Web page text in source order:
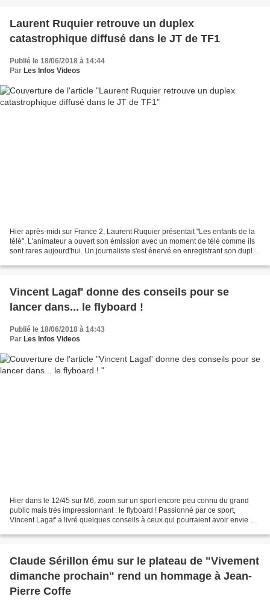
Laurent Ruquier retrouve un duplex
catastrophique diffusé dans le JT de TF1
Publié le 18/06/2018 à 14:44
Par Les Infos Videos
Hier après-midi sur France 2, Laurent Ruquier présentait "Les enfants de la
télé". L'animateur a ouvert son émission avec un moment de télé comme ils
sont rares aujourd'hui. Un journaliste s'est énervé en enregistrant son duplex
Vincent Lagaf' donne des conseils pour se
lancer dans... le flyboard !
Publié le 18/06/2018 à 14:43
Par Les Infos Videos
Hier dans le 12/45 sur M6, zoom sur un sport encore peu connu du grand
public mais très impressionnant : le flyboard ! Passionné par ce sport,
Vincent Lagaf' a livré quelques conseils à ceux qui pourraient avoir envie de
Claude Sérillon ému sur le plateau de "Vivement
dimanche prochain" rend un hommage à Jean-
Pierre Coffe